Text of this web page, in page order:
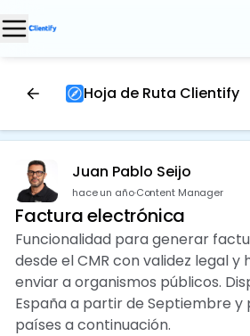
Hoja de Ruta Clientify
Juan Pablo Seijo
hace un año·Content Manager
Factura electrónica
Funcionalidad para generar
desde el CMR con validez legal
enviar a organismos públicos.
España a partir de Septiembre y
países a continuación.